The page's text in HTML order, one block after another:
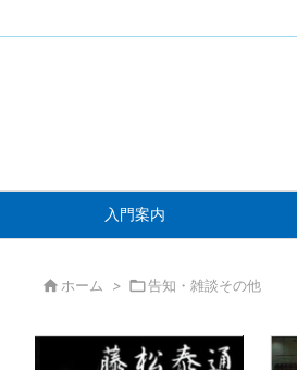
入門案内
 ホーム > 告知・雑談その他